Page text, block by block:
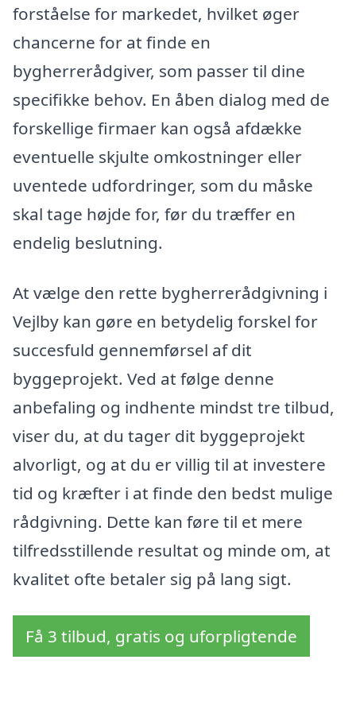
forståelse for markedet, hvilket øger
chancerne for at finde en
bygherrerådgiver, som passer til dine
specifikke behov. En åben dialog med de
forskellige firmaer kan også afdække
eventuelle skjulte omkostninger eller
uventede udfordringer, som du måske
skal tage højde for, før du træffer en
endelig beslutning.
At vælge den rette bygherrerådgivning i
Vejlby kan gøre en betydelig forskel for
succesfuld gennemførsel af dit
byggeprojekt. Ved at følge denne
anbefaling og indhente mindst tre tilbud,
viser du, at du tager dit byggeprojekt
alvorligt, og at du er villig til at investere
tid og kræfter i at finde den bedst mulige
rådgivning. Dette kan føre til et mere
tilfredsstillende resultat og minde om, at
kvalitet ofte betaler sig på lang sigt.
Få 3 tilbud, gratis og uforpligtende